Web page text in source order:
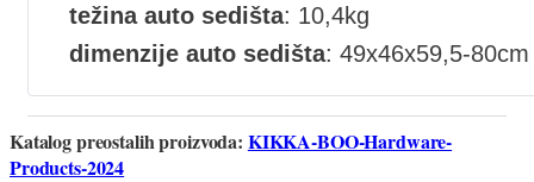
težina auto sedišta: 10,4kg
dimenzije auto sedišta: 49x46x59,5-80cm
Katalog preostalih proizvoda: KIKKA-BOO-Hardware-
Products-2024